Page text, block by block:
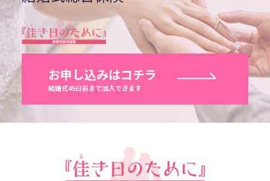
お申し込みはコチラ
結婚式45日前まで加入できます